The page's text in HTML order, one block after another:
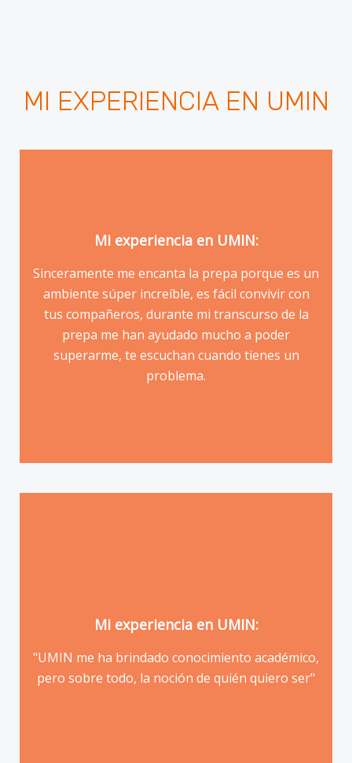
MI EXPERIENCIA EN UMIN
Denisse Rojas Hernández
17 años | 6to Semestre
Mi experiencia en UMIN:
Sinceramente me encanta la prepa porque es un
ambiente súper increíble, es fácil convivir con
tus compañeros, durante mi transcurso de la
prepa me han ayudado mucho a poder
superarme, te escuchan cuando tienes un
problema.
Vivien Chaparro Erazo
Mi experiencia en UMIN:
"UMIN me ha brindado conocimiento académico,
pero sobre todo, la noción de quién quiero ser"